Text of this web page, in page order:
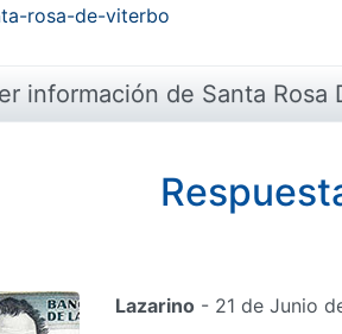
rosa-de-viterbo
información de Santa Rosa
Lazarino- 21 de Junio